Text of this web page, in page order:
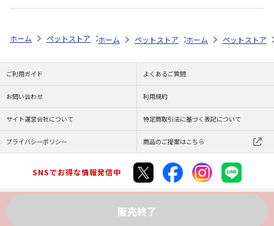
販売終了
ホーム ペットストア お手入れ 虫よけ（犬用） マルカン 虫よけ
ホーム ペットストア 散歩・おでかけ 散
ホーム ペットストア
ご利用ガイド よくあるご質問
お問い合わせ 利用規約
サイト運営会社について 特定商取引法に基づく表記について
プライバシーポリシー 商品のご提案はこちら
SNSでお得な情報発信中